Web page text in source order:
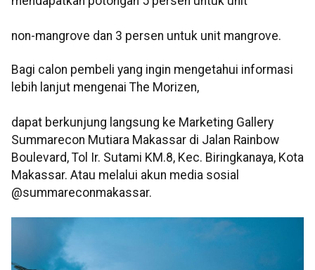
non-mangrove dan 3 persen untuk unit mangrove.
Bagi calon pembeli yang ingin mengetahui informasi
lebih lanjut mengenai The Morizen,
dapat berkunjung langsung ke Marketing Gallery
Summarecon Mutiara Makassar di Jalan Rainbow
Boulevard, Tol Ir. Sutami KM.8, Kec. Biringkanaya, Kota
Makassar. Atau melalui akun media sosial
@summareconmakassar.